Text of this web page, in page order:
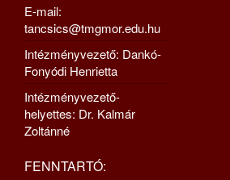
E-mail:
tancsics@tmgmor.edu.hu
Intézményvezető: Dankó-
Fonyódi Henrietta
Intézményvezető-
helyettes: Dr. Kalmár
Zoltánné
FENNTARTÓ: